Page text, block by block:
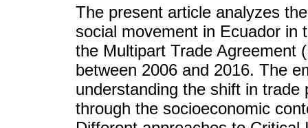
The present article analyzes
social movement in Ecuador in
the Multipart Trade Agreement
between 2006 and 2016. The
understanding the shift in
through the socioeconomic